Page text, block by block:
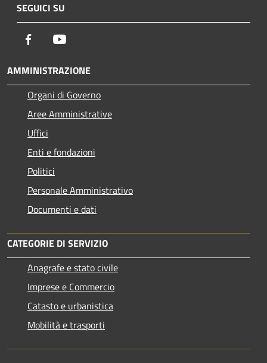
SEGUICI SU
Facebook
AMMINISTRAZIONE
Organi di Governo
Aree Amministrative
Uffici
Enti e fondazioni
Politici
Personale Amministrativo
Documenti e dati
CATEGORIE DI SERVIZIO
Anagrafe e stato civile
Imprese e Commercio
Catasto e urbanistica
Mobilità e trasporti